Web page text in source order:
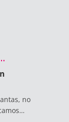
no